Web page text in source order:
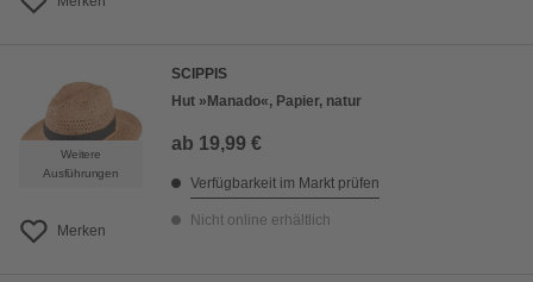
Weitere
Ausführungen
Merken
SCIPPIS
Hut »Manado«, Papier, natur
ab 19,99 €
Verfügbarkeit im Markt prüfen
Nicht online erhältlich